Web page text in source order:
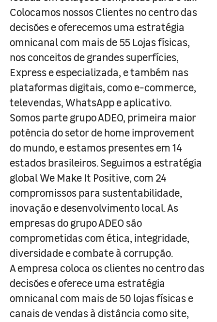
Colocamos nossos Clientes no centro das
decisões e oferecemos uma estratégia
omnicanal com mais de 55 Lojas físicas,
nos conceitos de grandes superfícies,
Express e especializada, e também nas
plataformas digitais, como e-commerce,
televendas, WhatsApp e aplicativo.
Somos parte grupo ADEO, primeira maior
potência do setor de home improvement
do mundo, e estamos presentes em 14
estados brasileiros. Seguimos a estratégia
global We Make It Positive, com 24
compromissos para sustentabilidade,
inovação e desenvolvimento local. As
empresas do grupo ADEO são
comprometidas com ética, integridade,
diversidade e combate à corrupção.
A empresa coloca os clientes no centro das
decisões e oferece uma estratégia
omnicanal com mais de 50 lojas físicas e
canais de vendas à distância como site,